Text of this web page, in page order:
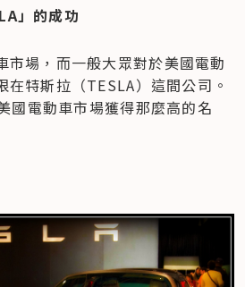
」的成功
市場，而一般大眾對於美國電動
在特斯拉（TESLA）這間公司。
國電動車市場獲得那麼高的名